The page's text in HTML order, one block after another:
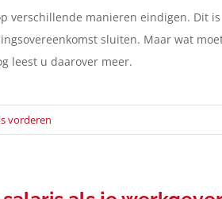
verschillende manieren eindigen. Dit
sluiten. Maar wat
leest u daarover meer.
vorderen